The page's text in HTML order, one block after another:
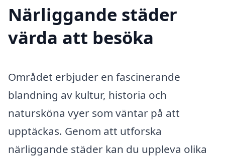
Närliggande städer
värda att besöka
Området erbjuder en fascinerande
blandning av kultur, historia och
natursköna vyer som väntar på att
upptäckas. Genom att utforska
närliggande städer kan du uppleva olika